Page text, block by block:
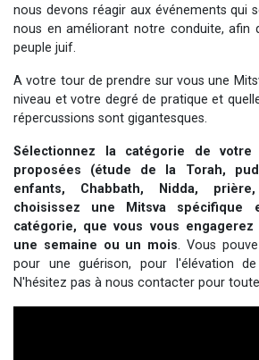
Il reste 49 places pour
Eva vient de donner son
nous devons réagir aux événements qui
nous en améliorant notre conduite, afin
peuple juif.
A votre tour de prendre sur vous une
niveau et votre degré de pratique et
répercussions sont gigantesques.
Sélectionnez la catégorie de
proposées (étude de la Torah,
enfants, Chabbath, Nidda,
choisissez une Mitsva spécifique
catégorie, que vous vous
une semaine ou un mois. Vous
pour une guérison, pour l'élévation
N'hésitez pas à nous contacter pour